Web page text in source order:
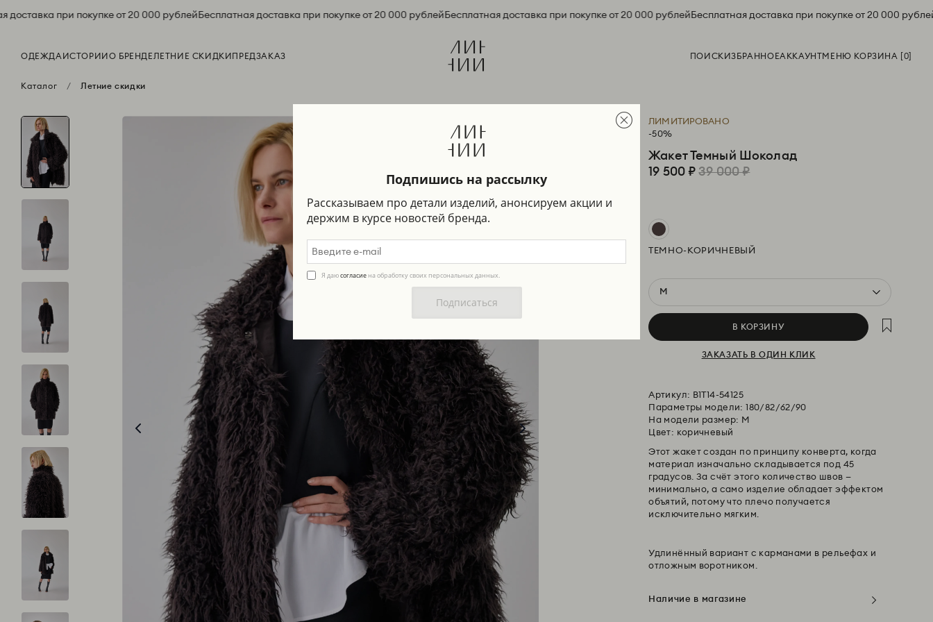
доставка при покупке от 20 000 рублейБесплатная доставка при покупке от 20 000 рублейБесплатная доставка при покупке от 20 000 рублейБесплатная доставка при покупке от 20 000 рублей
ОДЕЖДА ИСТОРИИ О БРЕНДЕ ЛЕТНИЕ СКИДКИ ПРЕДЗАКАЗ ПОИСК ИЗБРАННОЕАККАУНТМЕНЮ КОРЗИНА [ 0
Каталог Летние скидки
ЛИМИТИРОВАНО
-50%
Жакет Темный Шоколад
19 500 ₽ 39 000 ₽
В КОРЗИНУ
ЗАКАЗАТЬ В ОДИН КЛИК
Артикул: B1T14-54125
Параметры модели: 180/82/62/90
На модели размер: M
Цвет: коричневый
Этот жакет создан по принципу конверта, когда
материал изначально складывается под 45
градусов. За счёт этого количество швов —
минимально, а само изделие обладает эффектом
объятий, потому что плечо получается
исключительно мягким.
Удлинённый вариант с карманами в рельефах и
отложным воротником.
Наличие в магазине
Подпишись на рассылку
Рассказываем про детали изделий, анонсируем акции и
держим в курсе новостей бренда.
Я даюсогласие на обработку своих персональных данных.